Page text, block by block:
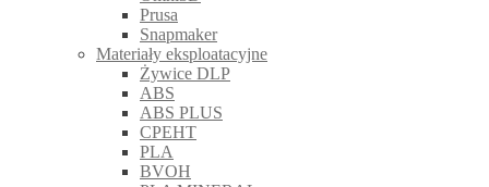
Prusa
Snapmaker
Materiały eksploatacyjne
Żywice DLP
ABS
ABS PLUS
CPEHT
PLA
BVOH